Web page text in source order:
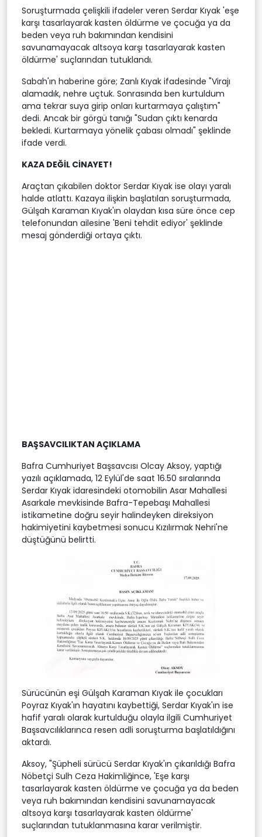
Soruşturmada çelişkili ifadeler veren Serdar Kıyak 'eşe
karşı tasarlayarak kasten öldürme ve çocuğa ya da
beden veya ruh bakımından kendisini
savunamayacak altsoya karşı tasarlayarak kasten
öldürme' suçlarından tutuklandı.
Sabah'ın haberine göre; Zanlı Kıyak ifadesinde "Virajı
alamadık, nehre uçtuk. Sonrasında ben kurtuldum
ama tekrar suya girip onları kurtarmaya çalıştım"
dedi. Ancak bir görgü tanığı "Sudan çıktı kenarda
bekledi. Kurtarmaya yönelik çabası olmadı" şeklinde
ifade verdi.
KAZA DEĞİL CİNAYET!
Araçtan çıkabilen doktor Serdar Kıyak ise olayı yaralı
halde atlattı. Kazaya ilişkin başlatılan soruşturmada,
Gülşah Karaman Kıyak'ın olaydan kısa süre önce cep
telefonundan ailesine 'Beni tehdit ediyor' şeklinde
mesaj gönderdiği ortaya çıktı.
BAŞSAVCILIKTAN AÇIKLAMA
Bafra Cumhuriyet Başsavcısı Olcay Aksoy, yaptığı
yazılı açıklamada, 12 Eylül'de saat 16.50 sıralarında
Serdar Kıyak idaresindeki otomobilin Asar Mahallesi
Asarkale mevkisinde Bafra-Tepebaşı Mahallesi
istikametine doğru seyir halindeyken direksiyon
hakimiyetini kaybetmesi sonucu Kızılırmak Nehri'ne
düştüğünü belirtti.
Sürücünün eşi Gülşah Karaman Kıyak ile çocukları
Poyraz Kıyak'ın hayatını kaybettiği, Serdar Kıyak'ın ise
hafif yaralı olarak kurtulduğu olayla ilgili Cumhuriyet
Başsavcılıklarınca resen adli soruşturma başlatıldığını
aktardı.
Aksoy, "Şüpheli sürücü Serdar Kıyak'ın çıkarıldığı Bafra
Nöbetçi Sulh Ceza Hakimliğince, 'Eşe karşı
tasarlayarak kasten öldürme ve çocuğa ya da beden
veya ruh bakımından kendisini savunamayacak
altsoya karşı tasarlayarak kasten öldürme'
suçlarından tutuklanmasına karar verilmiştir.